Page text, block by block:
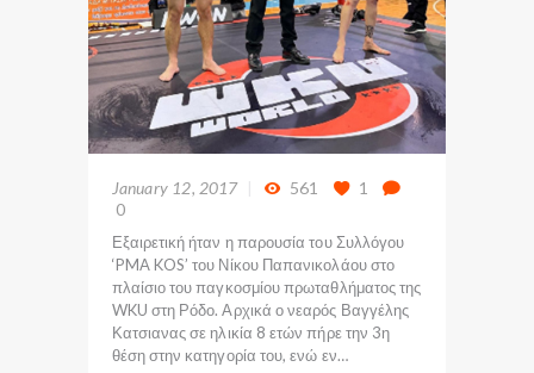
January 12, 2017 561
1
0
Εξαιρετική ήταν η παρουσία του Συλλόγου
‘PMA KOS’ του Νίκου Παπανικολάου στο
πλαίσιο του παγκοσμίου πρωταθλήματος της
WKU στη Ρόδο. Αρχικά ο νεαρός Βαγγέλης
Κατσιανας σε ηλικία 8 ετών πήρε την 3η
θέση στην κατηγορία του, ενώ εν…